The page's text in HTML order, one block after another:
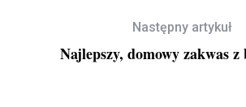
Następny artykuł
Najlepszy, domowy zakwas